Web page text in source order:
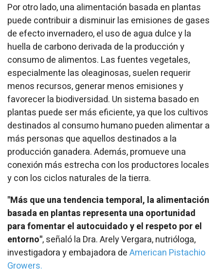
Por otro lado, una alimentación basada en plantas
puede contribuir a disminuir las emisiones de gases
de efecto invernadero, el uso de agua dulce y la
huella de carbono derivada de la producción y
consumo de alimentos. Las fuentes vegetales,
especialmente las oleaginosas, suelen requerir
menos recursos, generar menos emisiones y
favorecer la biodiversidad. Un sistema basado en
plantas puede ser más eficiente, ya que los cultivos
destinados al consumo humano pueden alimentar a
más personas que aquellos destinados a la
producción ganadera. Además, promueve una
conexión más estrecha con los productores locales
y con los ciclos naturales de la tierra.
"Más que una tendencia temporal, la alimentación
basada en plantas representa una oportunidad
para fomentar el autocuidado y el respeto por el
entorno", señaló la Dra. Arely Vergara, nutrióloga,
investigadora y embajadora deAmerican Pistachio
Growers.